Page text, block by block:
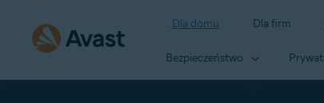
Dla domu Dla firm
Bezpieczeństwo